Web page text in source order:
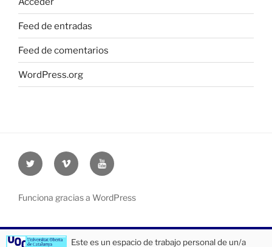
Feed de entradas
Feed de comentarios
WordPress.org
Twitter
UOC
Vimeo
UOC
Youtube
UOC
Funciona gracias a WordPress
Este es un espacio de trabajo personal de un/a